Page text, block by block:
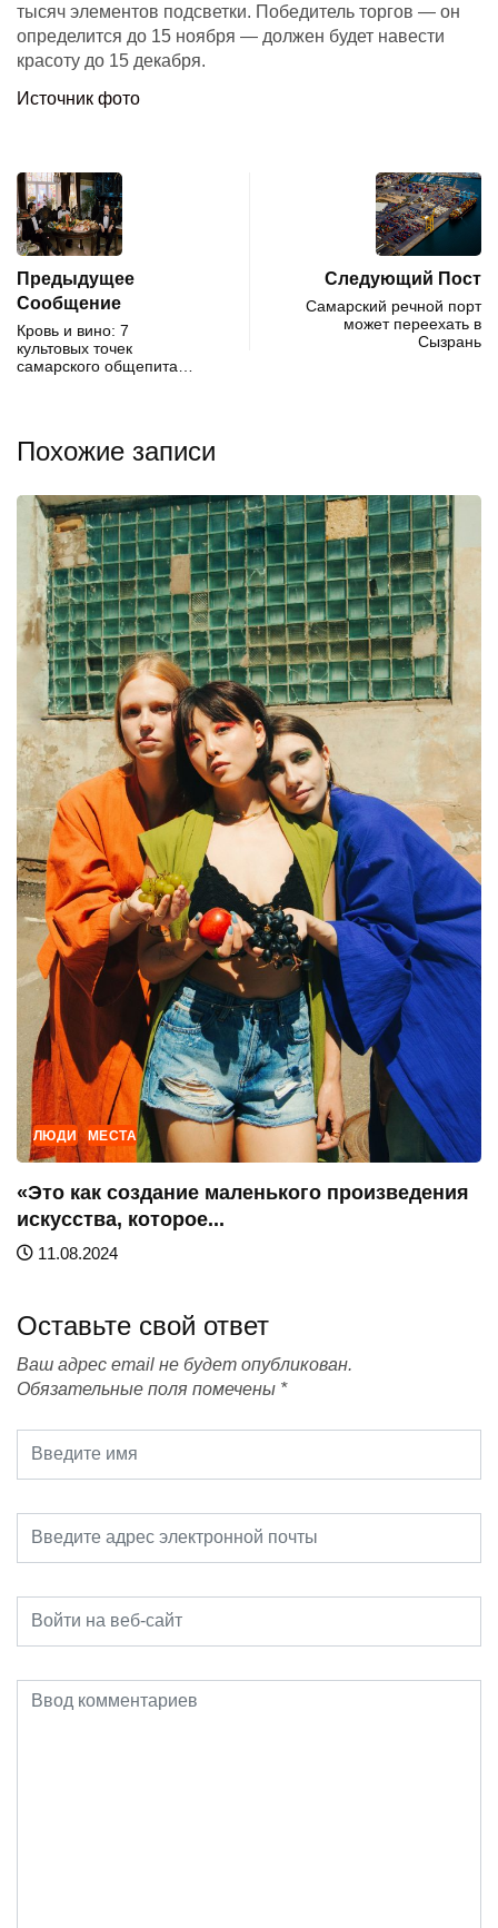
тысяч элементов подсветки. Победитель торгов — он
определится до 15 ноября — должен будет навести
красоту до 15 декабря.
Источник фото
Предыдущее
Сообщение
Кровь и вино: 7
культовых точек
самарского общепита…
Следующий Пост
Самарский речной порт
может переехать в
Сызрань
Похожие записи
ЛЮДИ МЕСТА
«Это как создание маленького произведения
искусства, которое...
11.08.2024
Оставьте свой ответ
Ваш адрес email не будет опубликован.
Обязательные поля помечены *